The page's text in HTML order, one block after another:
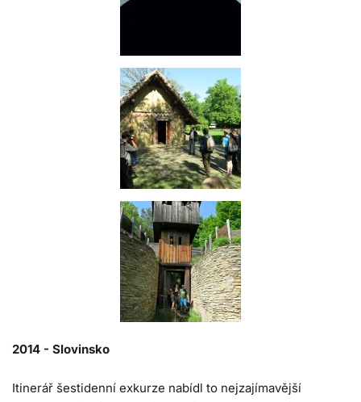
2014 - Slovinsko
Itinerář šestidenní exkurze nabídl to nejzajímavější